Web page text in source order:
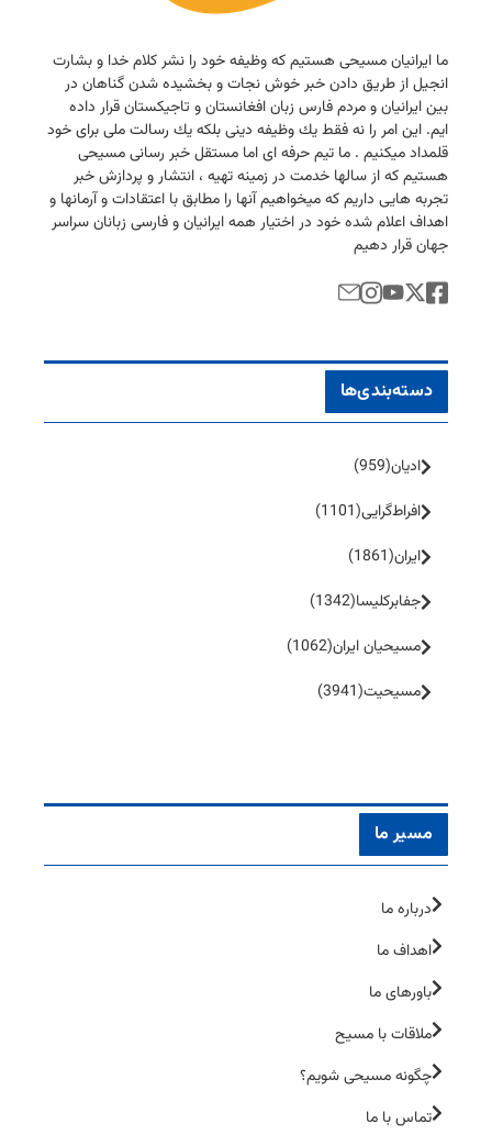
ما ایرانیان مسیحی هستیم كه وظیفه خود را نشر كلام خدا و بشارت
انجیل از طریق دادن خبر خوش نجات و بخشیده شدن گناهان در
بین ایرانیان و مردم فارس زبان افغانستان و تاجیكستان قرار داده
ایم. این امر را نه فقط یك وظیفه دینی بلكه یك رسالت ملی برای خود
قلمداد میكنیم . ما تیم حرفه ای اما مستقل خبر رسانی مسیحی
هستیم كه از سالها خدمت در زمینه تهیه ، انتشار و پردازش خبر
تجربه هایی داریم كه میخواهیم آنها را مطابق با اعتقادات و آرمانها و
اهداف اعلام شده خود در اختیار همه ایرانیان و فارسی زبانان سراسر
جهان قرار دهیم
دسته‌بندی‌ها
ادیان(959)
افراط‌گرایی(1101)
ایران(1861)
جفا‌بر‌کلیسا(1342)
مسیحیان ایران(1062)
مسیحیت(3941)
مسیر ما
درباره ما
اهداف ما
باورهای ما
ملاقات با مسیح
چگونه مسیحی شویم؟
تماس با ما